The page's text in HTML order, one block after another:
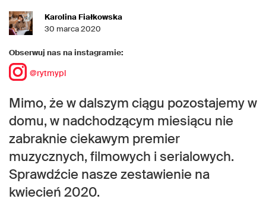
Karolina Fiałkowska
30 marca 2020
Obserwuj nas na instagramie:
@rytmypl
Mimo, że w dalszym ciągu pozostajemy w
domu, w nadchodzącym miesiącu nie
zabraknie ciekawym premier
muzycznych, filmowych i serialowych.
Sprawdźcie nasze zestawienie na
kwiecień 2020.